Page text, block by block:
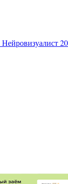
Нейровизуалист